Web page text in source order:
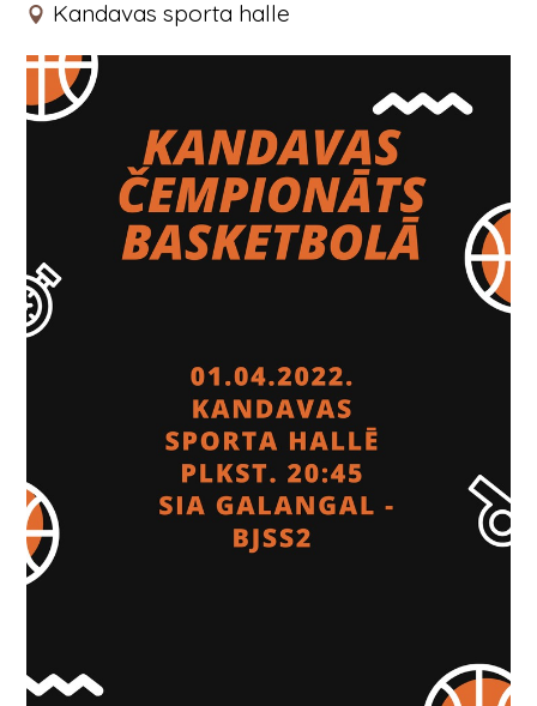
Kandavas sporta halle